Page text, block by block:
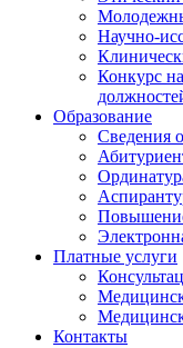
Научно-
Конкурс
Образование
Сведения
Платные услуги
Контакты